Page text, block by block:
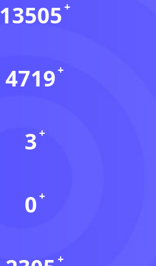
13505
4719
3
0